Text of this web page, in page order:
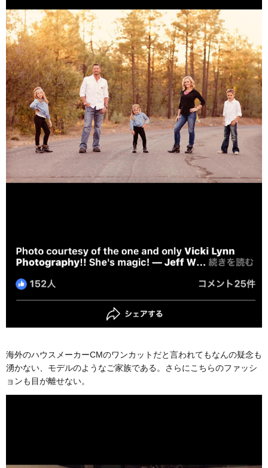
海外のハウスメーカーCMのワンカットだと言われてもなんの疑念も
湧かない、モデルのようなご家族である。さらにこちらのファッシ
ョンも目が離せない。